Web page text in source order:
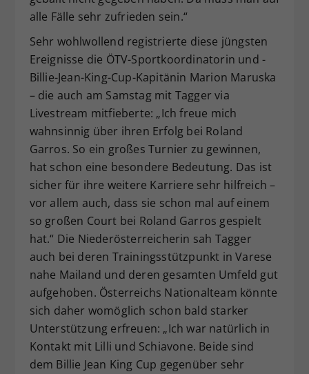
alle Fälle sehr zufrieden sein.“
Sehr wohlwollend registrierte diese jüngsten
Ereignisse die ÖTV-Sportkoordinatorin und -
Billie-Jean-King-Cup-Kapitänin Marion Maruska
– die auch am Samstag mit Tagger via
Livestream mitfieberte: „Ich freue mich
wahnsinnig über ihren Erfolg bei Roland
Garros. So ein großes Turnier zu gewinnen,
hat schon eine besondere Bedeutung. Das ist
sicher für ihre weitere Karriere sehr hilfreich –
vor allem auch, dass sie schon mal auf einem
so großen Court bei Roland Garros gespielt
hat.“ Die Niederösterreicherin sah Tagger
auch bei deren Trainingsstützpunkt in Varese
nahe Mailand und deren gesamten Umfeld gut
aufgehoben. Österreichs Nationalteam könnte
sich daher womöglich schon bald starker
Unterstützung erfreuen: „Ich war natürlich in
Kontakt mit Lilli und Schiavone. Beide sind
dem Billie Jean King Cup gegenüber sehr